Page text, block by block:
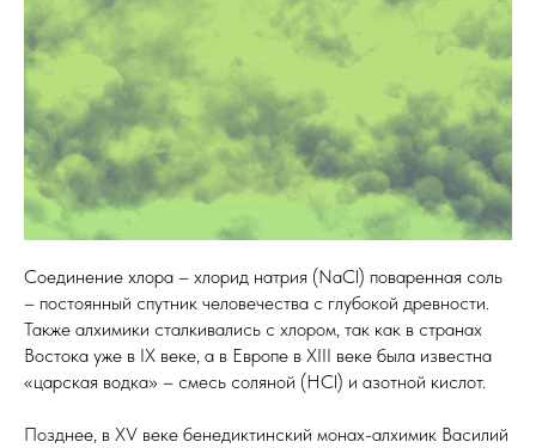
Соединение хлора – хлорид натрия (NaCl) поваренная соль
– постоянный спутник человечества с глубокой древности.
Также алхимики сталкивались с хлором, так как в странах
Востока уже в IX веке, а в Европе в XIII веке была известна
«царская водка» – смесь соляной (HCl) и азотной кислот.
Позднее, в XV веке бенедиктинский монах-алхимик Василий